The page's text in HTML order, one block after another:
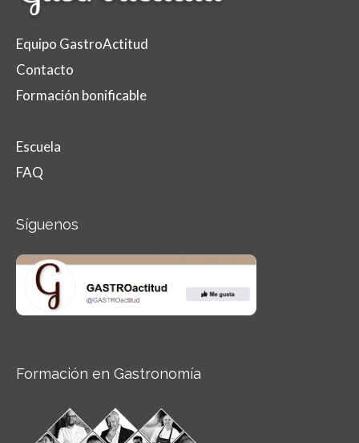
Equipo GastroActitud
Contacto
Formación bonificable
Escuela
FAQ
Síguenos
Formación en Gastronomía